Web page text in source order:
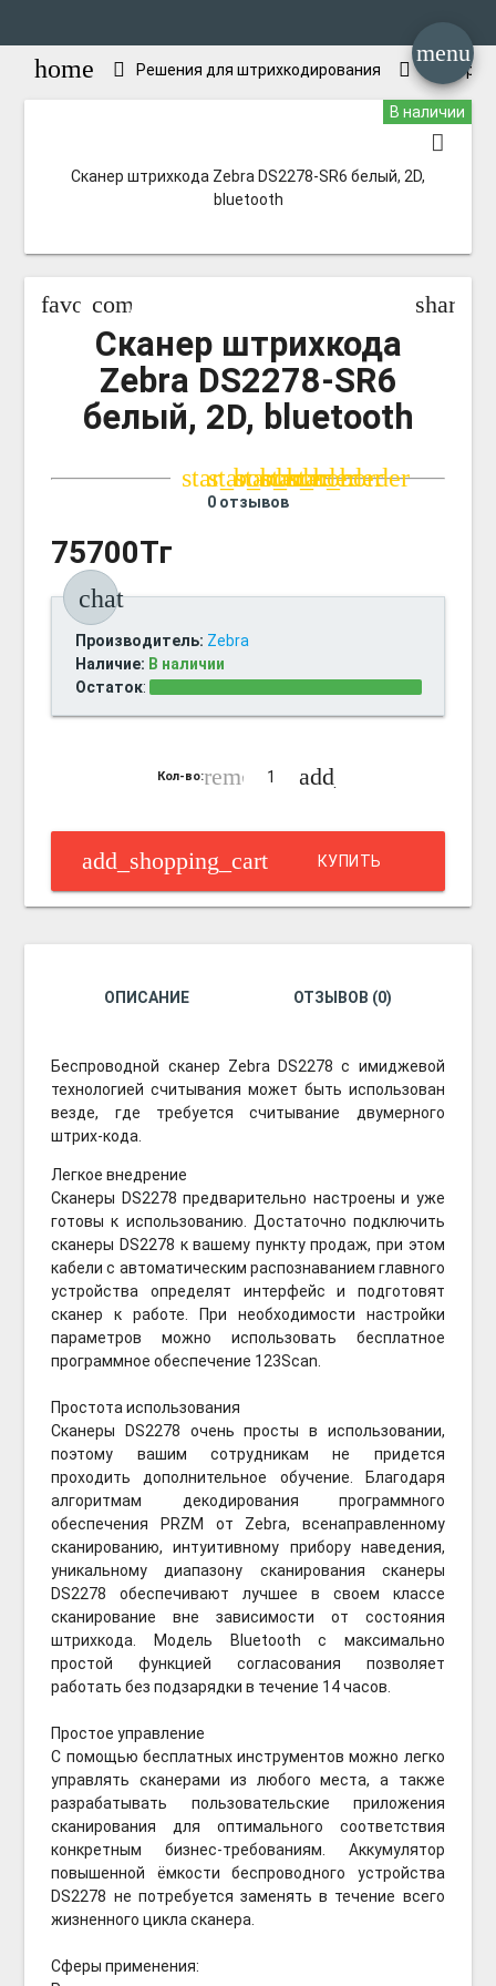
menu
home Решения для штрихкодирования Сканеры
В наличии
Сканер штрихкода Zebra DS2278-SR6 белый, 2D,
bluetooth
favorite_border
compare_arrows share
Сканер штрихкода
Zebra DS2278-SR6
белый, 2D, bluetooth
star_border
star_border
star_border
star_border
star_border
0 отзывов
75700Тг
chat
Производитель: Zebra
Наличие: В наличии
Остаток:
Кол-во:remove_circle_outline
add_circle_outline
add_shopping_cart КУПИТЬ
ОПИСАНИЕ ОТЗЫВОВ (0)
Беспроводной сканер Zebra DS2278 с имиджевой
технологией считывания может быть использован
везде, где требуется считывание двумерного
штрих-кода.
Легкое внедрение
Сканеры DS2278 предварительно настроены и уже
готовы к использованию. Достаточно подключить
сканеры DS2278 к вашему пункту продаж, при этом
кабели с автоматическим распознаванием главного
устройства определят интерфейс и подготовят
сканер к работе. При необходимости настройки
параметров можно использовать бесплатное
программное обеспечение 123Scan.
Простота использования
Сканеры DS2278 очень просты в использовании,
поэтому вашим сотрудникам не придется
проходить дополнительное обучение. Благодаря
алгоритмам декодирования программного
обеспечения PRZM от Zebra, всенаправленному
сканированию, интуитивному прибору наведения,
уникальному диапазону сканирования сканеры
DS2278 обеспечивают лучшее в своем классе
сканирование вне зависимости от состояния
штрихкода. Модель Bluetooth с максимально
простой функцией согласования позволяет
работать без подзарядки в течение 14 часов.
Простое управление
С помощью бесплатных инструментов можно легко
управлять сканерами из любого места, а также
разрабатывать пользовательские приложения
сканирования для оптимального соответствия
конкретным бизнес-требованиям. Аккумулятор
повышенной ёмкости беспроводного устройства
DS2278 не потребуется заменять в течение всего
жизненного цикла сканера.
Сферы применения: